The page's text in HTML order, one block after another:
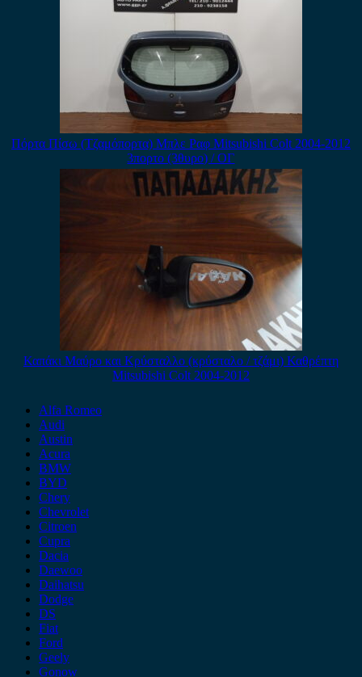
Πόρτα Πίσω (Τζαμόπορτα) Μπλε Ραφ Mitsubishi Colt 2004-2012
3πορτο (3θυρο) / ΟΓ
Καπάκι Μαύρο και Κρύσταλλο (κρύσταλο / τζάμι) Καθρέπτη
Mitsubishi Colt 2004-2012
Alfa Romeo
Audi
Austin
Acura
BMW
BYD
Chery
Chevrolet
Citroen
Cupra
Dacia
Daewoo
Daihatsu
Dodge
DS
Fiat
Ford
Geely
Gonow